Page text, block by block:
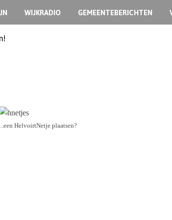
WIJKRADIO GEMEENTEBERICHTEN
HelvoirtNetje plaatsen?